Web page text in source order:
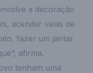
a decoração
acender velas de
fazer um jantar
afirma.
tenham uma